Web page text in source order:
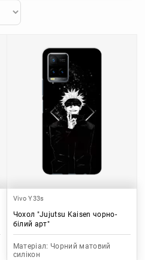
Vivo Y33s
Чохол "Jujutsu Kaisen чорно-
білий арт"
Матеріал: Чорний матовий
силікон